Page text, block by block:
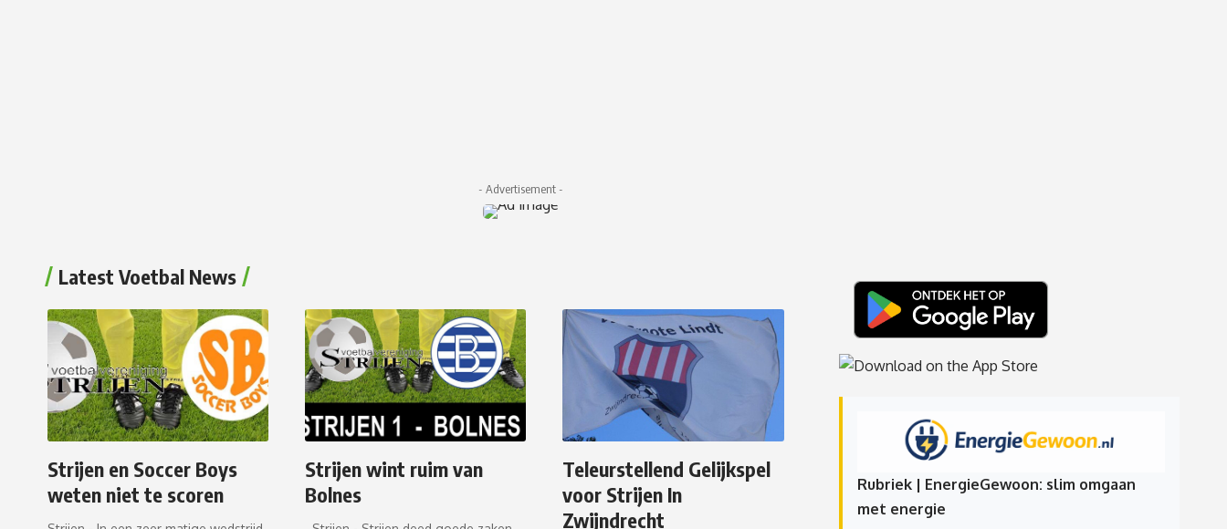
- Advertisement -
Latest Voetbal News
Strijen en Soccer Boys
weten niet te scoren
Strijen wint ruim van
Bolnes
Teleurstellend Gelijkspel
voor Strijen In
Zwijndrecht
Rubriek | EnergieGewoon: slim omgaan
met energie